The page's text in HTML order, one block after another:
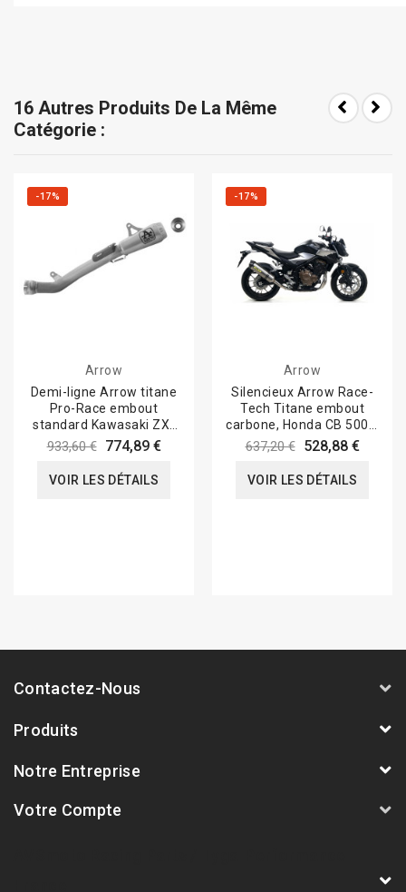
16 Autres Produits De La Même
Catégorie :
-17%
Arrow
Demi-ligne Arrow titane
Pro-Race embout
standard Kawasaki ZX-
10 R 2021-23
933,60 € 774,89 €
VOIR LES DÉTAILS
-17%
Arrow
Silencieux Arrow Race-
Tech Titane embout
carbone, Honda CB 500 F
2019-20
637,20 € 528,88 €
VOIR LES DÉTAILS
Contactez-Nous
Produits
Notre Entreprise
Votre Compte